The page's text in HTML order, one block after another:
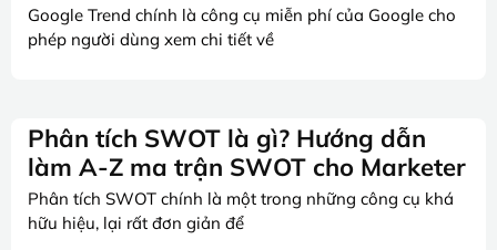
Google Trend chính là công cụ miễn phí của Google cho
phép người dùng xem chi tiết về
Phân tích SWOT là gì? Hướng dẫn
làm A-Z ma trận SWOT cho Marketer
Phân tích SWOT chính là một trong những công cụ khá
hữu hiệu, lại rất đơn giản để